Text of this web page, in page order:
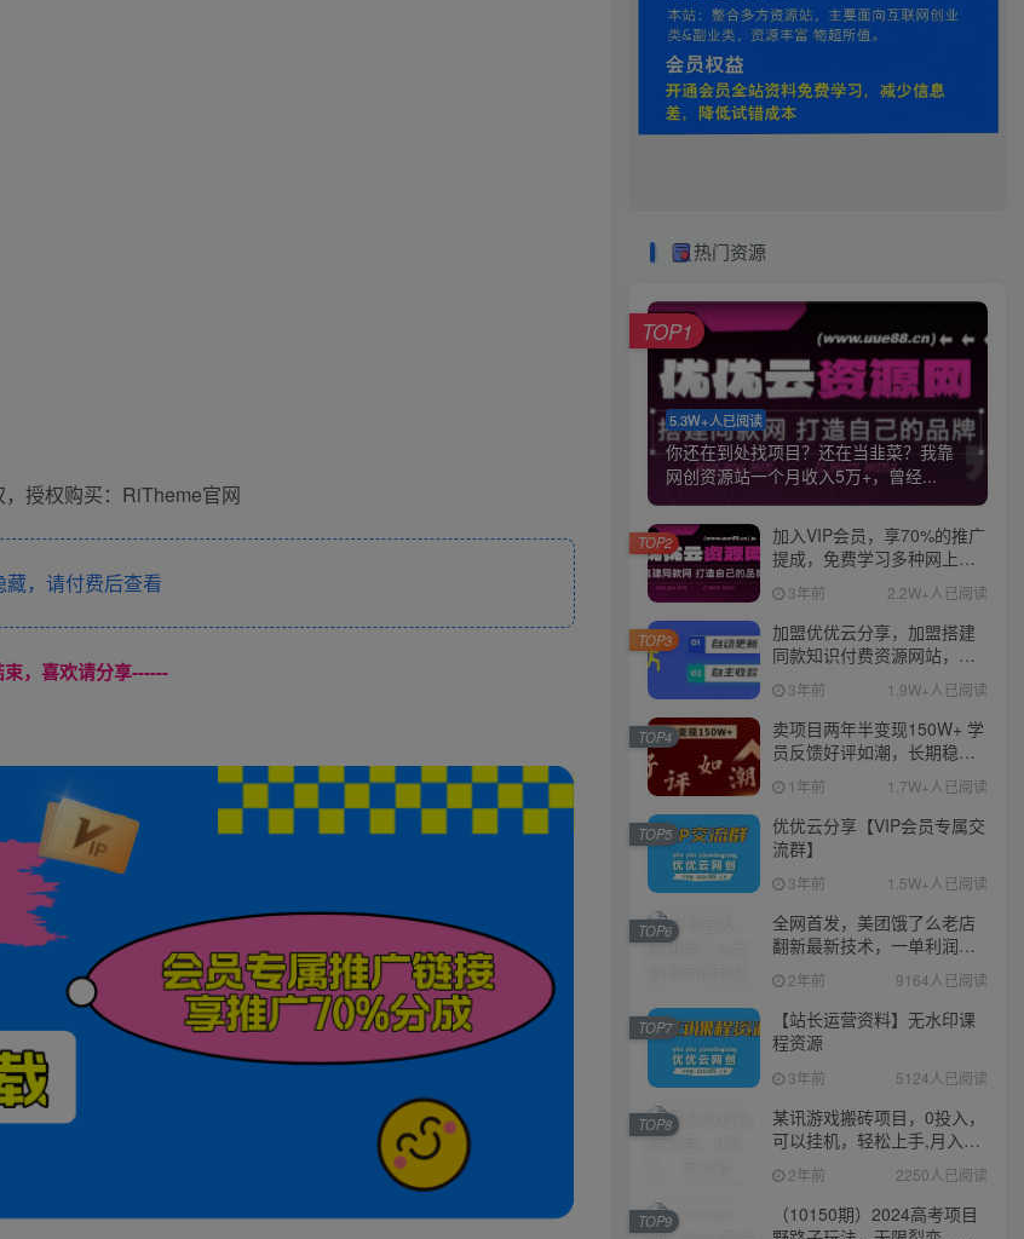
授权购买：RiTheme官网
藏，请付费后查看
，喜欢请分享------
热门资源
5.3W+人已阅读
你还在到处找项目？还在当韭菜？我靠
网创资源站一个月收入5万+，曾经...
TOP1
加入VIP会员，享70%的推广
提成，免费学习多种网上创
业课程，菜鸟秒变大神！
3年前 2.2W+人已阅读
TOP2
加盟优优云分享，加盟搭建
同款知识付费资源网站，实
现长期稳定被动收入~
3年前 1.9W+人已阅读
TOP3
卖项目两年半变现150W+ 学
员反馈好评如潮，长期稳定
变现，可以一直干到老！
1年前 1.7W+人已阅读
TOP4
优优云分享【VIP会员专属交
流群】
3年前 1.5W+人已阅读
TOP5
全网首发，美团饿了么老店
翻新最新技术，一单利润
300-600
2年前 9164人已阅读
TOP6
【站长运营资料】无水印课
程资源
3年前 5124人已阅读
TOP7
某讯游戏搬砖项目，0投入，
可以挂机，轻松上手,月入
3000+上不封顶
2年前 2250人已阅读
TOP8
（10150期）2024高考项目
TOP9